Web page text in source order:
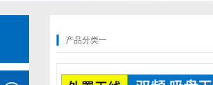
产品分类一